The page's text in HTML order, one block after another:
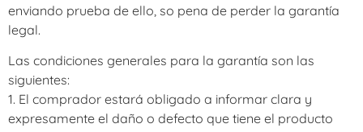
enviando prueba de ello, so pena de perder la garantía
legal.
Las condiciones generales para la garantía son las
siguientes:
1. El comprador estará obligado a informar clara y
expresamente el daño o defecto que tiene el producto